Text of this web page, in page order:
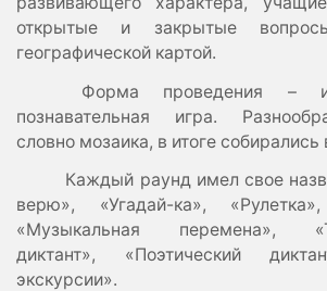
открытые и закрытые
географической картой.
Форма проведения –
познавательная игра.
словно мозаика, в итоге собирались
Каждый раунд имел свое
верю», «Угадай-ка»,
«Музыкальная перемена»,
диктант», «Поэтический
экскурсии».